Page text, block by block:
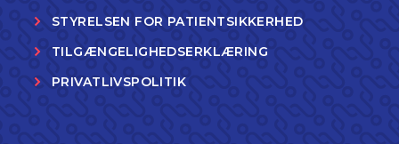
STYRELSEN FOR PATIENTSIKKERHED
TILGÆNGELIGHEDSERKLÆRING
PRIVATLIVSPOLITIK